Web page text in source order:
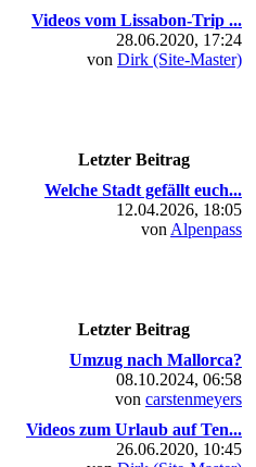
Videos vom Lissabon-Trip ...
28.06.2020, 17:24
von Dirk (Site-Master)
Letzter Beitrag
Welche Stadt gefällt euch...
12.04.2026, 18:05
von Alpenpass
Letzter Beitrag
Umzug nach Mallorca?
08.10.2024, 06:58
von carstenmeyers
Videos zum Urlaub auf Ten...
26.06.2020, 10:45